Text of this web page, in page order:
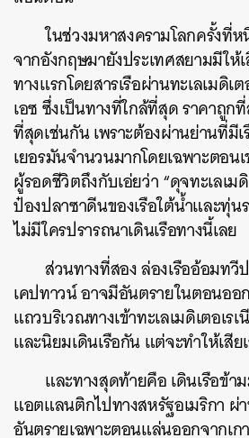
ในช่วงมหาสงครามโลกครั้งที่
จากอังกฤษมายังประเทศสยามมีให้
ทางแรกโดยสารเรือผ่านทะเลเมดิเ
เอซ ซึ่งเป็นทางที่ใกล้ที่สุด ราคาถู
ที่สุดเช่นกัน เพราะต้องผ่านย่านที่มี
เยอรมันจำนวนมากโดยเฉพาะตอน
ผู้รอดชีวิตถึงกับเอ่ยว่า “ดุจทะเลเม
ป๋องปลาซาดีนของเรือใต้น้ำและทุ่น
ไม่มีใครปรารถนาเดินเรือทางนี้เลย
ส่วนทางที่สอง ล่องเรืออ้อมทวี
เคปทาวน์ อาจมีอันตรายในตอนออ
แถวบริเวณทางเข้าทะเลเมดิเตอเร
และนิยมเดินเรือกัน แต่จะทำให้เสีย
และทางสุดท้ายคือ เดินเรือข้า
แอตแลนติกไปทางสหรัฐอเมริกา
อันตรายเฉพาะตอนแล่นออกจากเ
ค้นหา
SHARE TWEET